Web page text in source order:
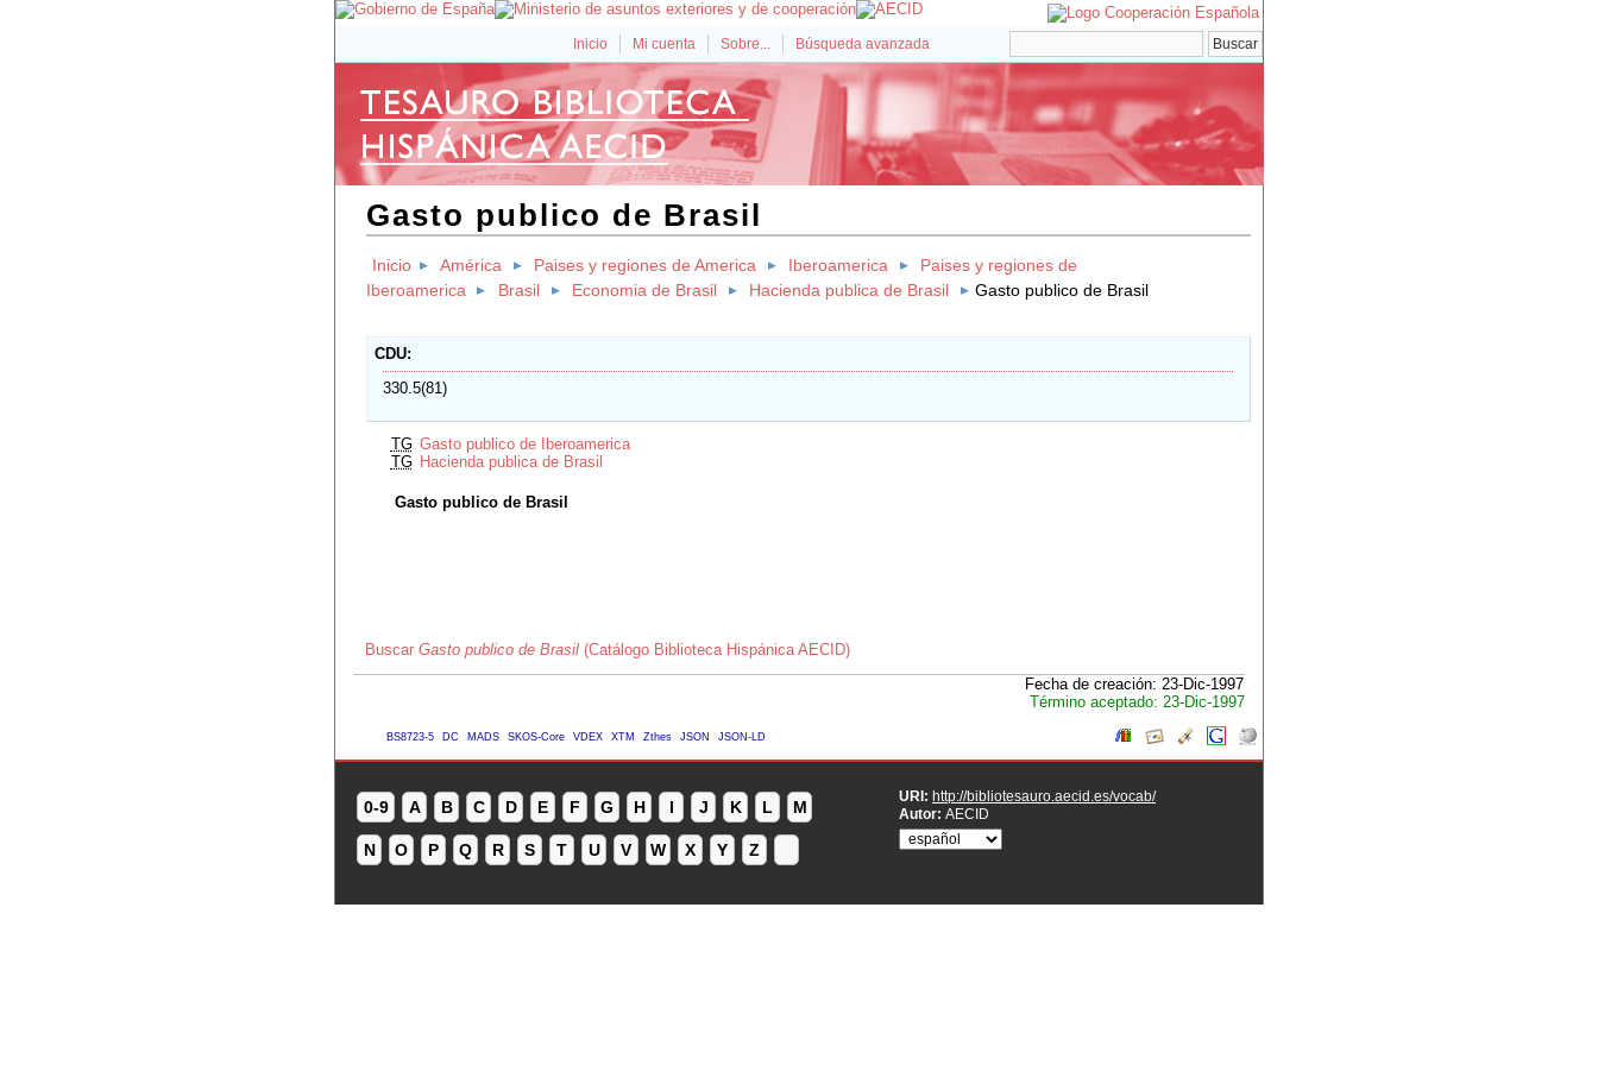
Inicio Mi cuenta Sobre... Búsqueda avanzada
Gasto publico de Brasil
Inicio América Paises y regiones de America Iberoamerica
Paises y regiones de
Iberoamerica
Brasil Economia de Brasil Hacienda publica de Brasil Gasto publico de Brasil
CDU
330.5(81)
TG Gasto publico de Iberoamerica
TG Hacienda publica de Brasil
Gasto publico de Brasil
Buscar Gasto publico de Brasil (Catálogo Biblioteca Hispánica AECID)
Fecha de creación: 23-Dic-1997
Término aceptado: 23-Dic-1997
BS8723-5 DC MADS SKOS-Core VDEX XTM Zthes JSON JSON-LD
0-9 A B C D E F G H I J K L M
N O P Q R S T U V W X Y Z
URI: http://bibliotesauro.aecid.es/vocab/
Autor: AECID